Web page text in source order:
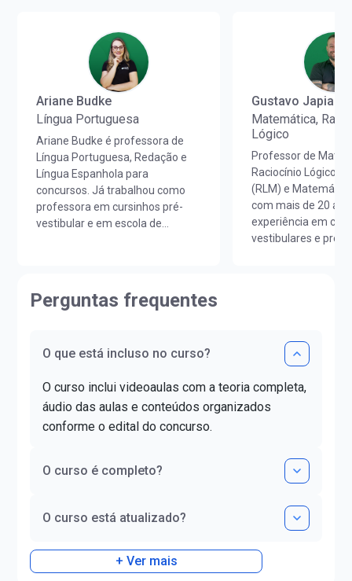
Ariane Budke
Língua Portuguesa
Ariane Budke é professora de
Língua Portuguesa, Redação e
Língua Espanhola para
concursos. Já trabalhou como
professora em cursinhos pré-
vestibular e em escola de
Letras da Universidade de Lisboa
graduada em Docência do Ensino
Letras pela UNIOESTE. Obteve
certificado DELE de proficiência
nível C1.
Gustavo
Matemática,
Lógico
Professor de
Raciocínio Lógico
(RLM) e
com mais de 20
experiência em
vestibulares e
aprovação de
alunos.Já ajudou
estudantes a
da aprovação!
Perguntas frequentes
O que está incluso no curso?
O curso inclui videoaulas com a teoria completa,
áudio das aulas e conteúdos organizados
conforme o edital do concurso.
O curso é completo?
O curso está atualizado?
+ Ver mais